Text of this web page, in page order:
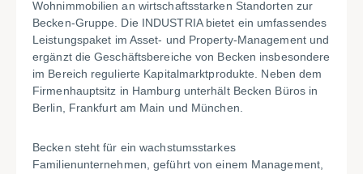
Wohnimmobilien an wirtschaftsstarken Standorten zur
Becken-Gruppe. Die INDUSTRIA bietet ein umfassendes
Leistungspaket im Asset- und Property-Management und
ergänzt die Geschäftsbereiche von Becken insbesondere
im Bereich regulierte Kapitalmarktprodukte. Neben dem
Firmenhauptsitz in Hamburg unterhält Becken Büros in
Berlin, Frankfurt am Main und München.
Becken steht für ein wachstumsstarkes
Familienunternehmen, geführt von einem Management,